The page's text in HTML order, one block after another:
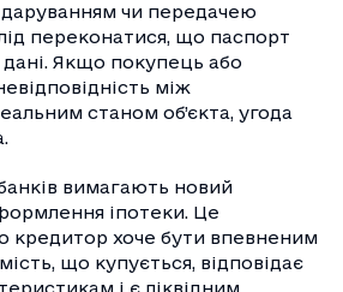
чи передачею
переконатися, що паспорт
дані. Якщо покупець або
між
станом об’єкта, угода
вимагають новий
іпотеки. Це
кредитор хоче бути впевненим
що купується, відповідає
і є ліквідним